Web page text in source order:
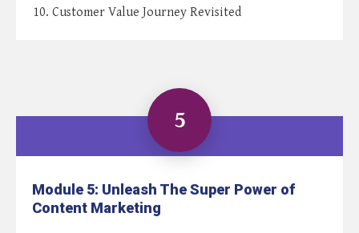
10. Customer Value Journey Revisited
5
Module 5: Unleash The Super Power of
Content Marketing